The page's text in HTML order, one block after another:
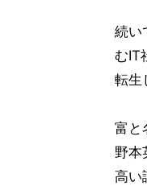
続い
むIT
転生
富と
野本
高い